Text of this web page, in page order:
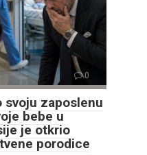
0
svoju zaposlenu
bebe u
je otkrio
porodice